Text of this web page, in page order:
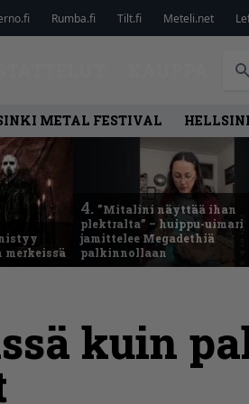
Rumba.fi Tilt.fi Meteli.net
METAL FESTIVAL
4. ”Mitalini näyttää ihan
plektralta” – huippu-uimari
jamittelee Megadethiä
palkinnollaan
kuin